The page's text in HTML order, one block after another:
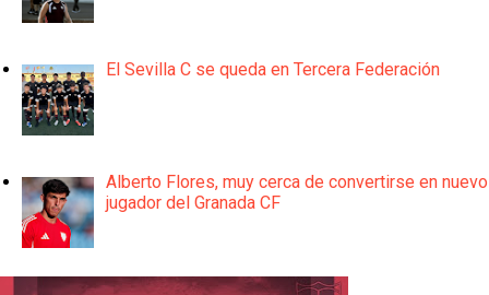
El Sevilla C se queda en Tercera Federación
Alberto Flores, muy cerca de convertirse en nuevo
jugador del Granada CF